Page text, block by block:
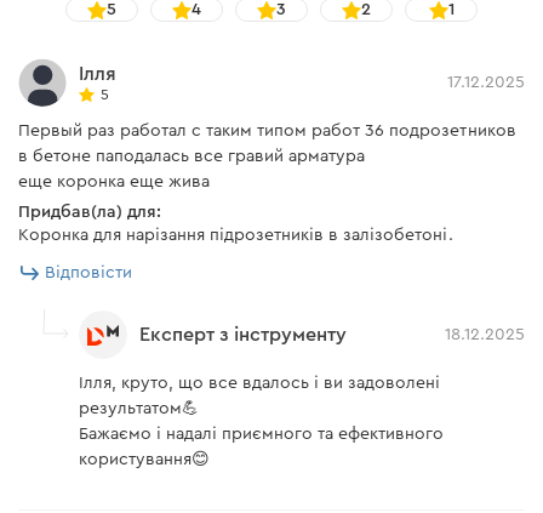
5 4 3 2 1
Ілля
5
17.12.2025
Первый раз работал с таким типом работ 36 подрозетников
в бетоне паподалась все гравий арматура
еще коронка еще жива
Придбав(ла) для:
Коронка для нарізання підрозетників в залізобетоні.
Відповісти
Експерт з інструменту 18.12.2025
Ілля, круто, що все вдалось і ви задоволені
результатом💪
Бажаємо і надалі приємного та ефективного
користування😊